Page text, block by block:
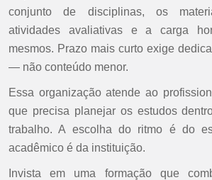
conjunto de disciplinas, os
atividades avaliativas e a carga
mesmos. Prazo mais curto exige
— não conteúdo menor.
Essa organização atende ao
que precisa planejar os estudos
trabalho. A escolha do ritmo é do
acadêmico é da instituição.
Invista em uma formação que